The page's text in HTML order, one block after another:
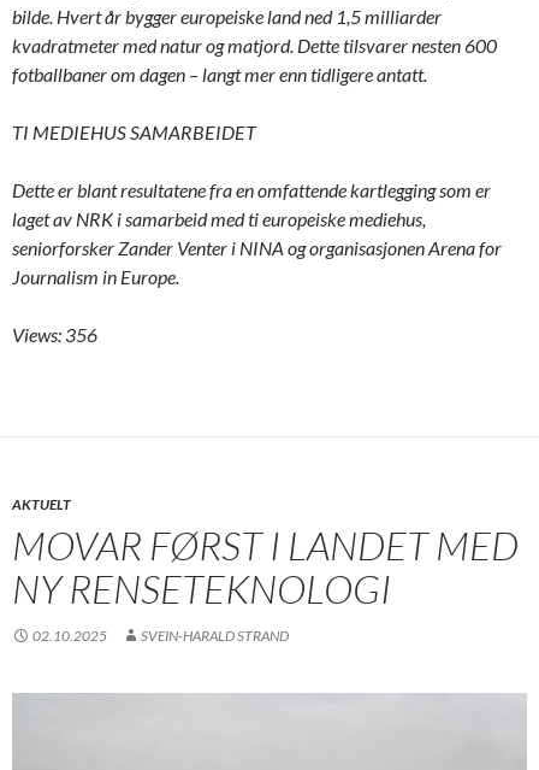
bilde. Hvert år bygger europeiske land ned 1,5 milliarder
kvadratmeter med natur og matjord. Dette tilsvarer nesten 600
fotballbaner om dagen – langt mer enn tidligere antatt.
TI MEDIEHUS SAMARBEIDET
Dette er blant resultatene fra en omfattende kartlegging som er
laget av NRK i samarbeid med ti europeiske mediehus,
seniorforsker Zander Venter i NINA og organisasjonen Arena for
Journalism in Europe.
Views: 356
AKTUELT
MOVAR FØRST I LANDET MED
NY RENSETEKNOLOGI
02.10.2025 SVEIN-HARALD STRAND